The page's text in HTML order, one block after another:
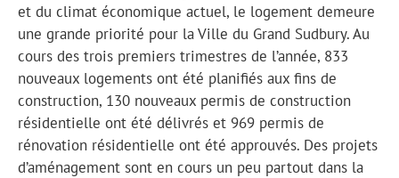
et du climat économique actuel, le logement demeure
une grande priorité pour la Ville du Grand Sudbury. Au
cours des trois premiers trimestres de l’année, 833
nouveaux logements ont été planifiés aux fins de
construction, 130 nouveaux permis de construction
résidentielle ont été délivrés et 969 permis de
rénovation résidentielle ont été approuvés. Des projets
d’aménagement sont en cours un peu partout dans la